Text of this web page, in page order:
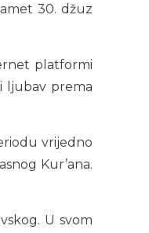
30. džuz
platformi
ljubav prema
vrijedno
Kur’ana.
U svom